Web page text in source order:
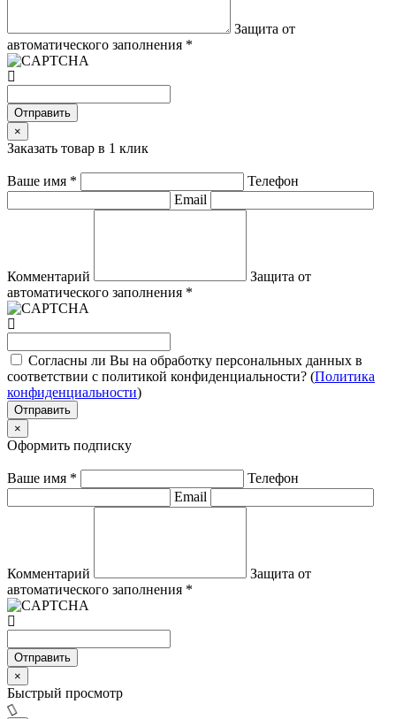
Защита от
автоматического заполнения *
Отправить
×
Заказать товар в 1 клик
Ваше имя *
Телефон
Email
Комментарий
Защита от
автоматического заполнения *
Согласны ли Вы на обработку персональных данных в
соответствии с политикой конфиденциальности? (Политика
конфиденциальности)
Отправить
×
Оформить подписку
Ваше имя *
Телефон
Email
Комментарий
Защита от
автоматического заполнения *
Отправить
×
Быстрый просмотр